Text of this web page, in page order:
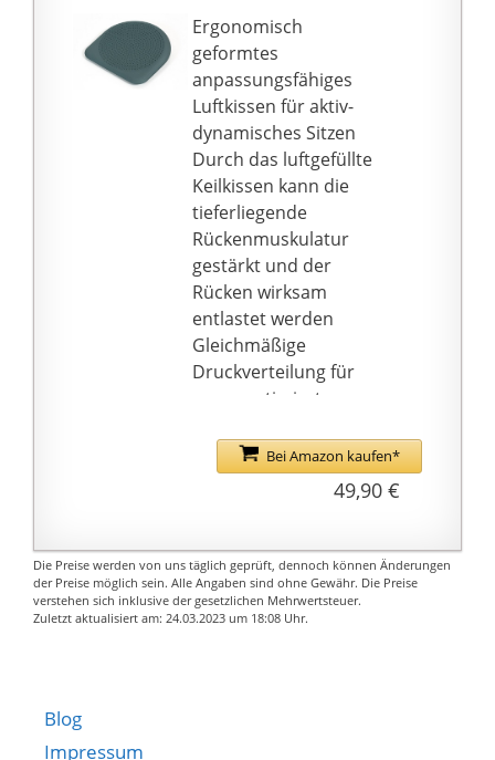
dabei immer ihr
Gleichgewicht! Das
weiche Material mit
Luftfüllung nach und ist
so perfekt geeignet für
Balance- und
Stabilisationsübungen.
Ergonomisch
geformtes
anpassungsfähiges
Luftkissen für aktiv-
dynamisches Sitzen
Durch das luftgefüllte
Keilkissen kann die
tieferliegende
Rückenmuskulatur
gestärkt und der
Rücken wirksam
entlastet werden
Gleichmäßige
Druckverteilung für
venenoptimierte
Oberschenkel
Für rückengerechtes
Sitzen im Büro, zu
Premium Ballkissen -
Made in Germany - 30
Jahre Herstellergarantie
Bei Amazon kaufen*
49,90 €
Die Preise werden von uns täglich geprüft, dennoch können Änderungen
der Preise möglich sein. Alle Angaben sind ohne Gewähr. Die Preise
verstehen sich inklusive der gesetzlichen Mehrwertsteuer.
Zuletzt aktualisiert am: 24.03.2023 um 18:08 Uhr.
Blog
Impressum